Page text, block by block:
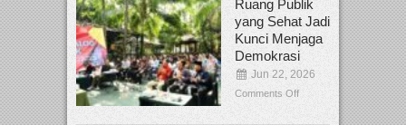
Ruang Publik
yang Sehat Jadi
Kunci Menjaga
Demokrasi
Jun 22, 2026
Comments Off